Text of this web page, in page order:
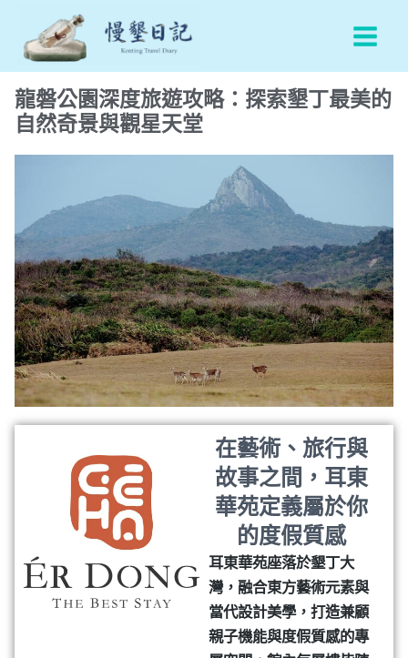
Main
龍磐公園深度旅遊攻略：探索墾丁最美的
自然奇景與觀星天堂
在藝術、旅行與
故事之間，耳東
華苑定義屬於你
的度假質感
耳東華苑座落於墾丁大
灣，融合東方藝術元素與
當代設計美學，打造兼顧
親子機能與度假質感的專